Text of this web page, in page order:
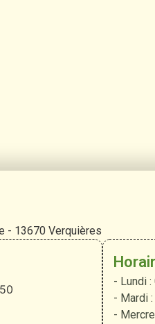
- 13670 Verquières
- Lundi
- Mardi
-